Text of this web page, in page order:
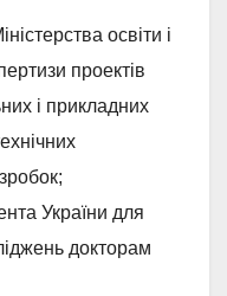
освіти і
проектів
і прикладних
України для
докторам